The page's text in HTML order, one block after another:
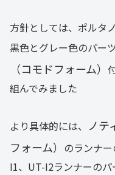
方針としては、ポルタ
黒色とグレー色のパー
（コモドフォーム）
組んでみました
より具体的には、 ノテ
フォーム） のランナ
I1、UT-I2ランナーの